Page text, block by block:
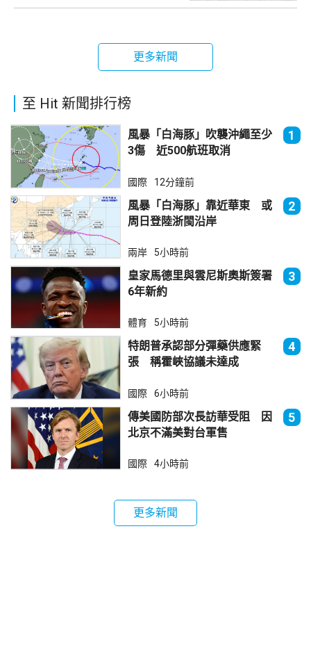
更多新聞
至 Hit 新聞排行榜
風暴「白海豚」吹襲沖繩至少
3傷 近500航班取消
1
國際 12分鐘前
風暴「白海豚」靠近華東 或
周日登陸浙閩沿岸
2
兩岸 5小時前
皇家馬德里與雲尼斯奧斯簽署
6年新約
3
體育 5小時前
特朗普承認部分彈藥供應緊
張 稱霍峽協議未達成
4
國際 6小時前
傳美國防部次長訪華受阻 因
北京不滿美對台軍售
5
國際 4小時前
更多新聞